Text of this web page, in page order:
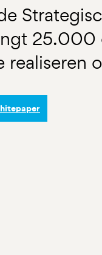
25.000
realiseren